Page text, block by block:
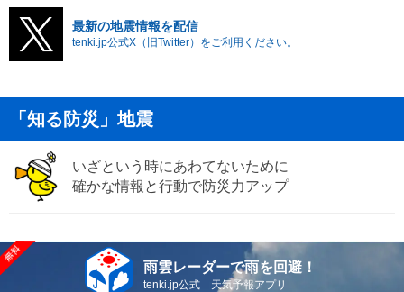
最新の地震情報を配信
tenki.jp公式X（旧Twitter）をご利用ください。
「知る防災」地震
いざという時にあわてないために
確かな情報と行動で防災力アップ
雨雲レーダーで雨を回避！
tenki.jp公式 天気予報アプリ